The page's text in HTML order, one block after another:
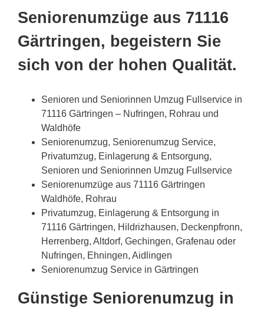
Seniorenumzüge aus 71116
Gärtringen, begeistern Sie
sich von der hohen Qualität.
Senioren und Seniorinnen Umzug Fullservice in
71116 Gärtringen – Nufringen, Rohrau und
Waldhöfe
Seniorenumzug, Seniorenumzug Service,
Privatumzug, Einlagerung & Entsorgung,
Senioren und Seniorinnen Umzug Fullservice
Seniorenumzüge aus 71116 Gärtringen
Waldhöfe, Rohrau
Privatumzug, Einlagerung & Entsorgung in
71116 Gärtringen, Hildrizhausen, Deckenpfronn,
Herrenberg, Altdorf, Gechingen, Grafenau oder
Nufringen, Ehningen, Aidlingen
Seniorenumzug Service in Gärtringen
Günstige Seniorenumzug in